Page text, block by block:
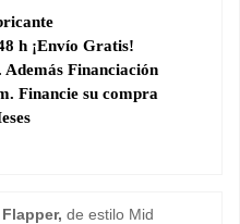
h ¡Envío Gratis!
Financiación
Financie su compra
de estilo Mid